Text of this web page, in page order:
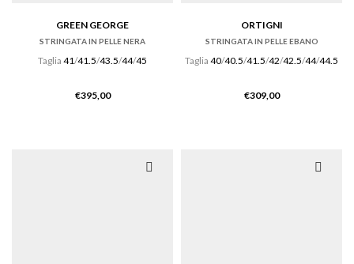
GREEN GEORGE
STRINGATA IN PELLE NERA
Taglia 41/41.5/43.5/44/45
€395,00
ORTIGNI
STRINGATA IN PELLE EBANO
Taglia 40/40.5/41.5/42/42.5/44/44.5
€309,00